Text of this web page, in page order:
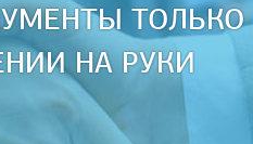
ТОЛЬКО
НА РУКИ